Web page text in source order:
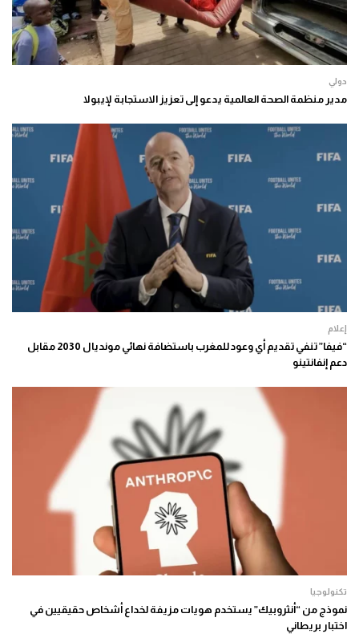
دولي
مدير منظمة الصحة العالمية يدعو إلى تعزيز الاستجابة لإيبولا
إعلام
“فيفا” تنفي تقديم أي وعود للمغرب باستضافة نهائي مونديال 2030 مقابل
دعم إنفانتينو
تكنولوجيا
نموذج من “أنثروبيك” يستخدم هويات مزيفة لخداع أشخاص حقيقيين في
اختبار بريطاني